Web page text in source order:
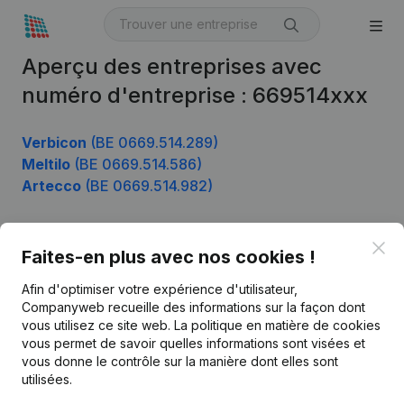
Aperçu des entreprises avec
numéro d'entreprise : 669514xxx
Verbicon (BE 0669.514.289)
Meltilo (BE 0669.514.586)
Artecco (BE 0669.514.982)
Faites-en plus avec nos cookies !
Afin d'optimiser votre expérience d'utilisateur,
Companyweb recueille des informations sur la façon dont
vous utilisez ce site web. La politique en matière de cookies
vous permet de savoir quelles informations sont visées et
vous donne le contrôle sur la manière dont elles sont
utilisées.
Français
Kantorenpark Everest
Produit
Informations d’entreprise
Monitoring
Recherche internationale